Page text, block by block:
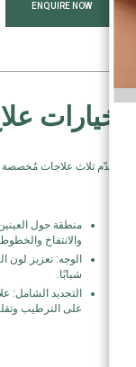
ENQUIRE NOW
خيارات
نُقدّم ثلاث علاجات مُخصصة
منطقة حول العينين:
والانتفاخ والخطوط
الوجه: تعزيز لون
شبابًا.
التجديد الشامل: علاج
على الترطيب وتقليل